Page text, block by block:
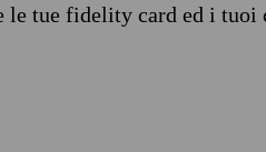
tue fidelity card ed i tuoi